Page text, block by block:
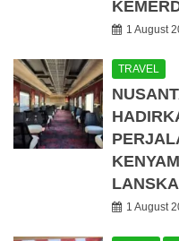
1 August
TRAVEL
1 August